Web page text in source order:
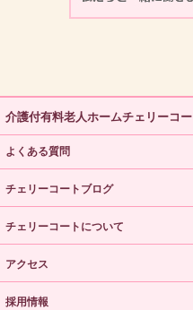
介護付有料老人ホームチェリーコ
よくある質問
チェリーコートブログ
チェリーコートについて
アクセス
採用情報